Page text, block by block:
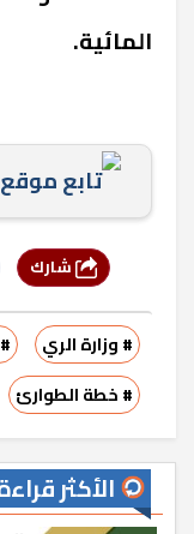
المائية.
تابع
# وزارة الري
# خطة الطوارئ
الأكثر